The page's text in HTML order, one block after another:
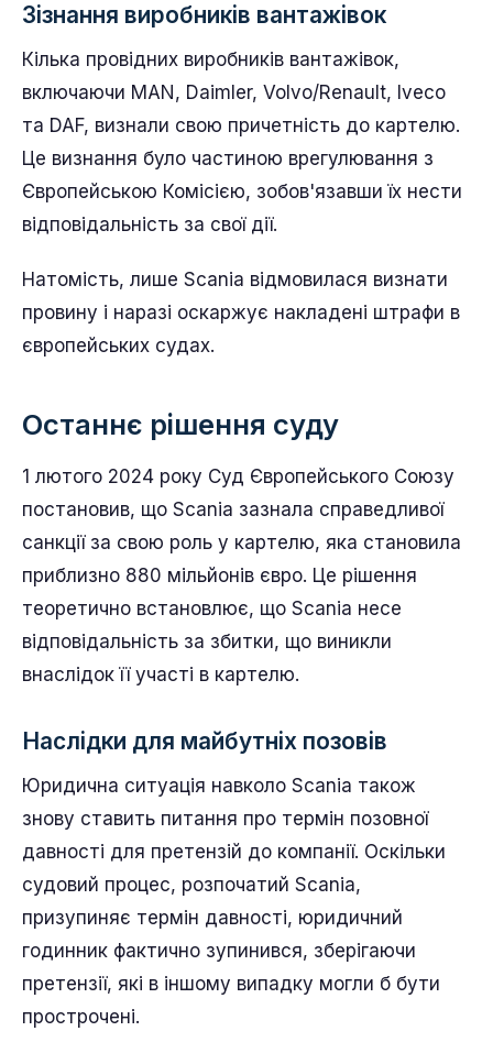
Зізнання виробників вантажівок
Кілька провідних виробників вантажівок,
включаючи MAN, Daimler, Volvo/Renault, Iveco
та DAF, визнали свою причетність до картелю.
Це визнання було частиною врегулювання з
Європейською Комісією, зобов'язавши їх нести
відповідальність за свої дії.
Натомість, лише Scania відмовилася визнати
провину і наразі оскаржує накладені штрафи в
європейських судах.
Останнє рішення суду
1 лютого 2024 року Суд Європейського Союзу
постановив, що Scania зазнала справедливої
санкції за свою роль у картелю, яка становила
приблизно 880 мільйонів євро. Це рішення
теоретично встановлює, що Scania несе
відповідальність за збитки, що виникли
внаслідок її участі в картелю.
Наслідки для майбутніх позовів
Юридична ситуація навколо Scania також
знову ставить питання про термін позовної
давності для претензій до компанії. Оскільки
судовий процес, розпочатий Scania,
призупиняє термін давності, юридичний
годинник фактично зупинився, зберігаючи
претензії, які в іншому випадку могли б бути
прострочені.